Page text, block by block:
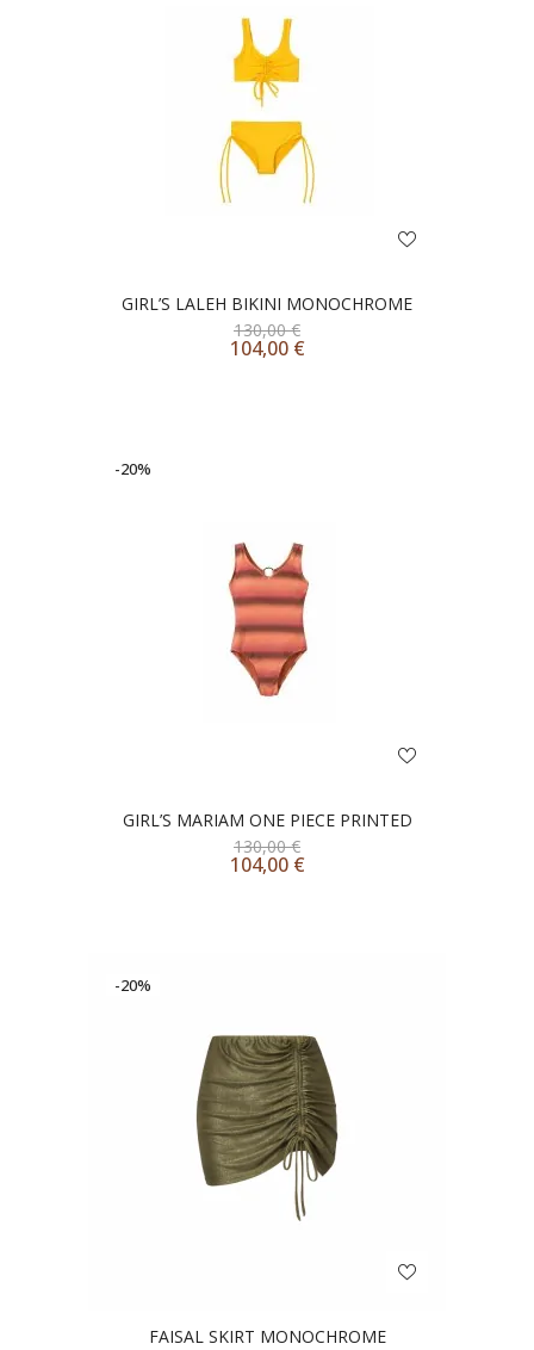
GIRL’S LALEH BIKINI MONOCHROME
130,00€
104,00 €
-20%
GIRL’S MARIAM ONE PIECE PRINTED
130,00€
104,00 €
-20%
FAISAL SKIRT MONOCHROME